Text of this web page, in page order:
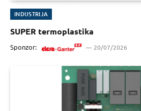
INDUSTRIJA
SUPER termoplastika
Sponzor: 20/07/2026